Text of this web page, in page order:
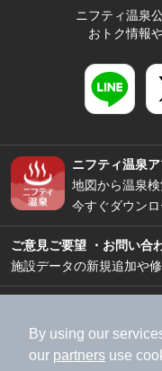
By using our
our partners use
ニフティ温泉
おトク情報
ニフティ温泉ア
地図から温泉
今すぐダウンロ
ご意見ご要望 ・お問い合
施設データの新規追加や
加盟店募集（
利用規約
ラ